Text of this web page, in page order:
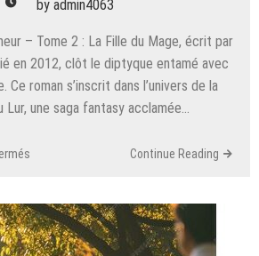
by admin4063
– Tome 2 : La Fille du Mage, écrit par
en 2012, clôt le diptyque entamé avec
Ce roman s’inscrit dans l’univers de la
Lur, une saga fantasy acclamée…
Du
Pêcheur
–
Continue Reading